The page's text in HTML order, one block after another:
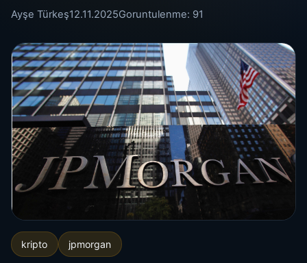
Ayşe Türkeş12.11.2025Goruntulenme: 91
kripto jpmorgan